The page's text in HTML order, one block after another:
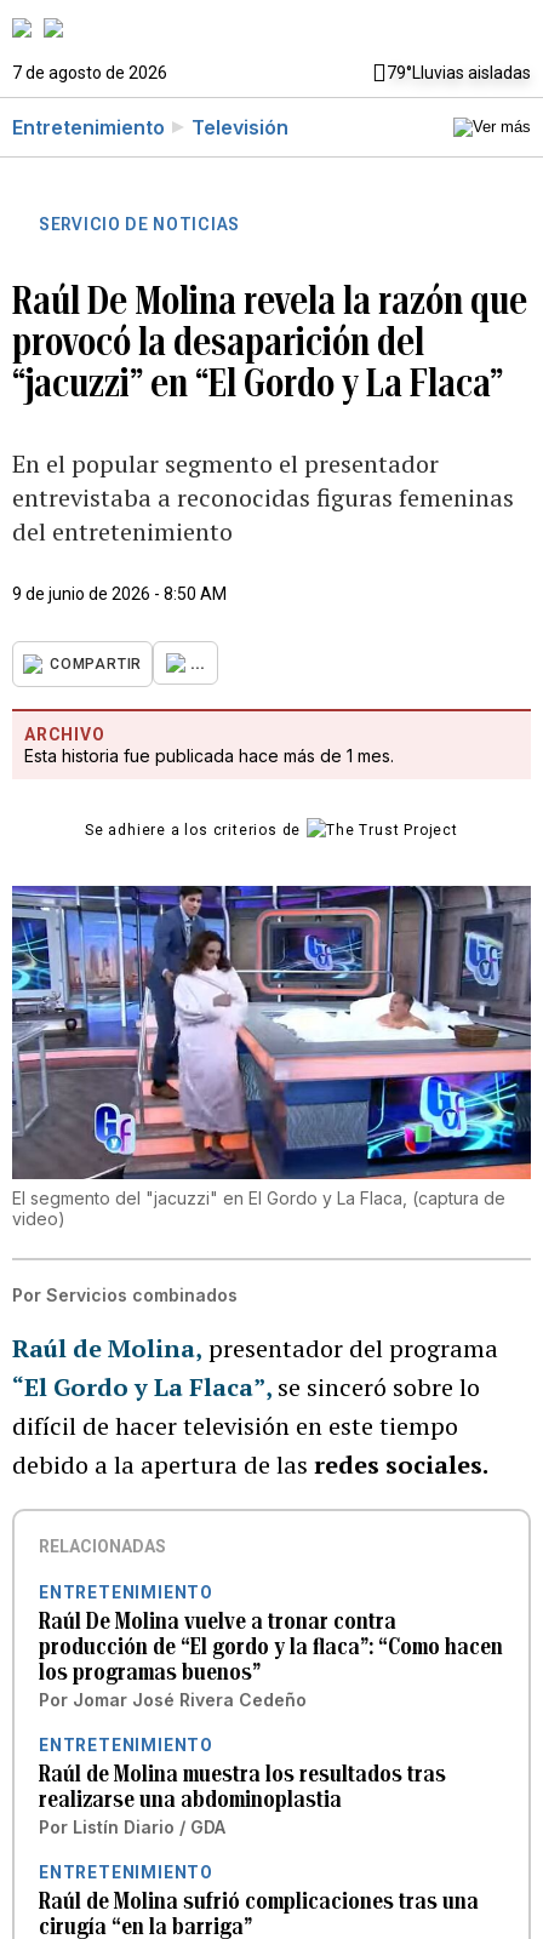
7 de agosto de 2026 79°Lluvias aisladas
Entretenimiento Televisión
SERVICIO DE NOTICIAS
Raúl De Molina revela la razón que
provocó la desaparición del
“jacuzzi” en “El Gordo y La Flaca”
En el popular segmento el presentador
entrevistaba a reconocidas figuras femeninas
del entretenimiento
9 de junio de 2026 - 8:50 AM
COMPARTIR ...
ARCHIVO
Esta historia fue publicada hace más de 1 mes.
Se adhiere a los criterios de
El segmento del "jacuzzi" en El Gordo y La Flaca, (captura de
video)
Por Servicios combinados
Raúl de Molina, presentador del programa
“El Gordo y La Flaca”, se sinceró sobre lo
difícil de hacer televisión en este tiempo
debido a la apertura de las redes sociales.
RELACIONADAS
ENTRETENIMIENTO
Raúl De Molina vuelve a tronar contra
producción de “El gordo y la flaca”: “Como hacen
los programas buenos”
Por Jomar José Rivera Cedeño
ENTRETENIMIENTO
Raúl de Molina muestra los resultados tras
realizarse una abdominoplastia
Por Listín Diario / GDA
ENTRETENIMIENTO
Raúl de Molina sufrió complicaciones tras una
cirugía “en la barriga”